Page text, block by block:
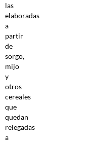
las
elaboradas
a
partir
de
sorgo,
mijo
y
otros
cereales
que
quedan
relegadas
a